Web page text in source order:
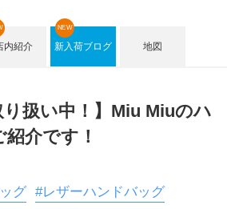
内紹介 新入荷ブログ
NEW
地図
り扱い中！】Miu Miuのハ
介です！
グ #レザーハンドバッグ